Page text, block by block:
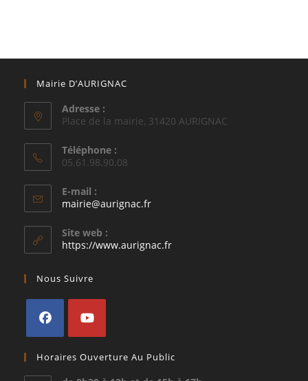
Mairie D’AURIGNAC
Adresse :
Place de la mairie, 31420 AURIGNAC
Téléphone :
05.61.98.90.08
E-mail :
mairie@aurignac.frS’ouvre
application
Site web :
https://www.aurignac.fr
Nous Suivre
dans
dans
Horaires Ouverture Au Public